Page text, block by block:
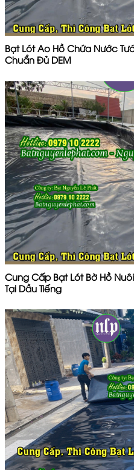
Bạt Lót Ao Hồ Chứa Nước
Chuẩn Đủ DEM
Cung Cấp Bạt Lót Bờ Hồ
Tại Dầu Tiếng